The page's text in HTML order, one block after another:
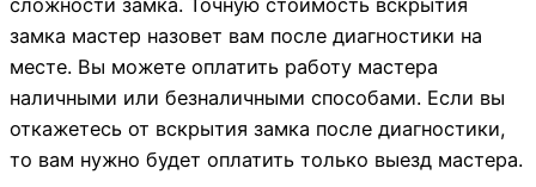
сложности замка. Точную стоимость вскрытия
замка мастер назовет вам после диагностики на
месте. Вы можете оплатить работу мастера
наличными или безналичными способами. Если вы
откажетесь от вскрытия замка после диагностики,
то вам нужно будет оплатить только выезд мастера.